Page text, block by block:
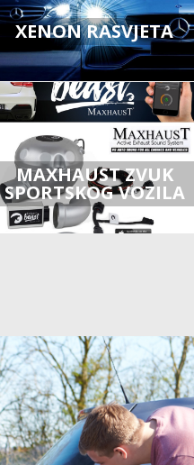
XENON RASVJETA
MAXHAUST ZVUK
SPORTSKOG VOZILA